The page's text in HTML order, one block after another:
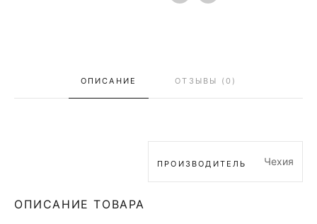
ОПИСАНИЕ ОТЗЫВЫ (0)
ПРОИЗВОДИТЕЛЬ Чехия
ОПИСАНИЕ ТОВАРА